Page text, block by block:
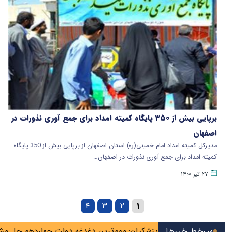
برپایی بیش از ۳۵۰ پایگاه کمیته امداد برای جمع آوری نذورات در
اصفهان
مدیرکل کمیته امداد امام خمینی(ره) استان اصفهان از برپایی بیش از 350 پایگاه
کمیته امداد برای جمع آوری نذورات در اصفهان…
۲۷ تیر ۱۴۰۰
۱ ۲ ۳ ۴